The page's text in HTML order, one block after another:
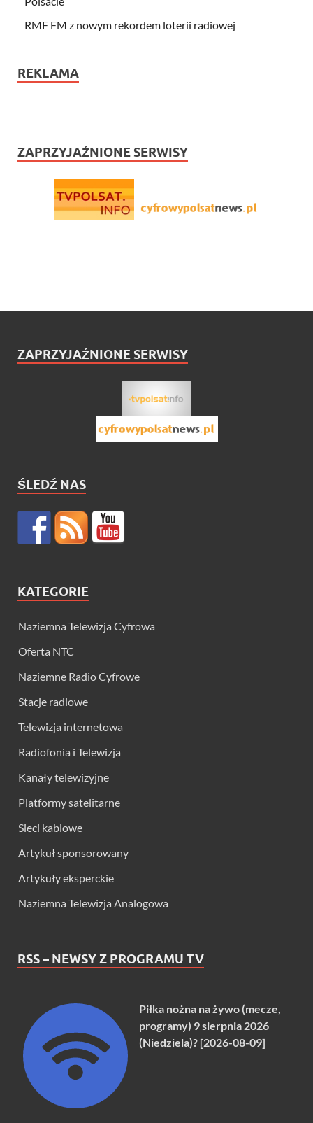
RMF FM z nowym rekordem loterii radiowej
REKLAMA
ZAPRZYJAŹNIONE SERWISY
ZAPRZYJAŹNIONE SERWISY
ŚLEDŹ NAS
KATEGORIE
Naziemna Telewizja Cyfrowa
Oferta NTC
Naziemne Radio Cyfrowe
Stacje radiowe
Telewizja internetowa
Radiofonia i Telewizja
Kanały telewizyjne
Platformy satelitarne
Sieci kablowe
Artykuł sponsorowany
Artykuły eksperckie
Naziemna Telewizja Analogowa
RSS – NEWSY Z PROGRAMU TV
Piłka nożna na żywo (mecze,
programy) 9 sierpnia 2026
(Niedziela)? [2026-08-09]